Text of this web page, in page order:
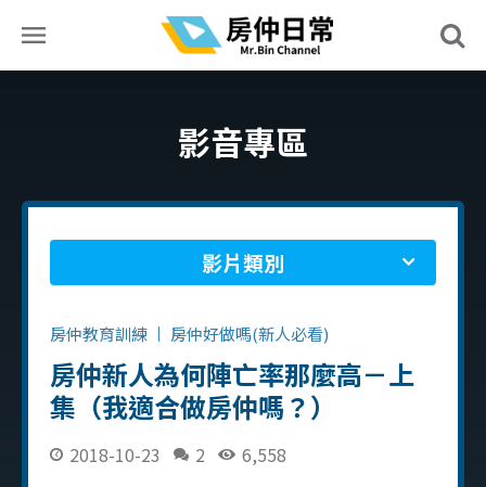
影音專區
影片類別
房仲教育訓練 房仲好做嗎(新人必看)
房仲新人為何陣亡率那麼高－上
集（我適合做房仲嗎？）
2018-10-23 2 6,558